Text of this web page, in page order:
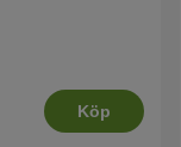
Köp